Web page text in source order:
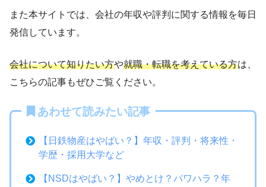
また本サイトでは、会社の年収や評判に関する情報を毎日
発信しています。
会社について知りたい方や就職・転職を考えている方は、
こちらの記事もぜひご覧ください。
あわせて読みたい記事
【日鉄物産はやばい？】年収・評判・将来性・
学歴・採用大学など
【NSDはやばい？】やめとけ？パワハラ？年